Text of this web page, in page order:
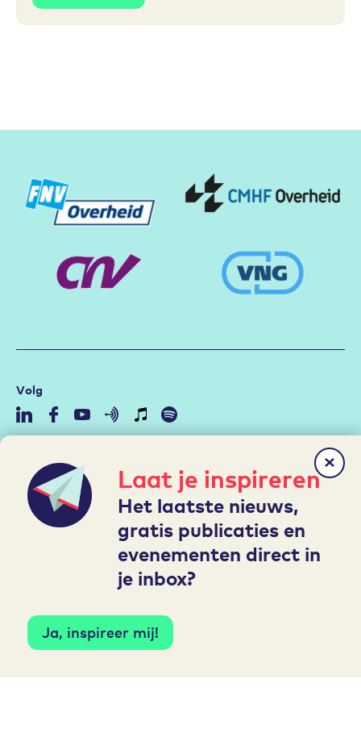
Laat je inspireren
Het laatste nieuws,
gratis publicaties en
evenementen direct in
je inbox?
Ja, inspireer mij!
Volg
Duurzame Inzetbaarheid
Aan de slag met de RI&E
Arbeidsmarktstrategie
Leren en Ontwikkelen
Mijn A&O
Inloggen
Account aanmaken